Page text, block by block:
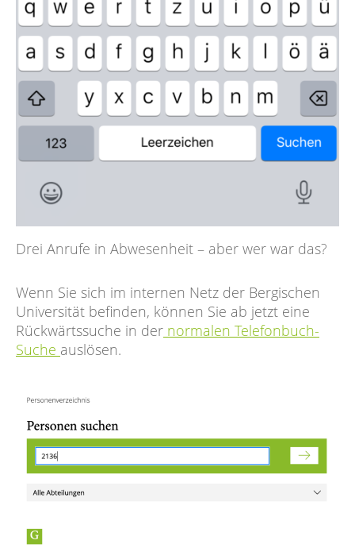
Drei Anrufe in Abwesenheit – aber wer war das?
Wenn Sie sich im internen Netz der Bergischen
Universität befinden, können Sie ab jetzt eine
Rückwärtssuche in der normalen Telefonbuch-
Suche auslösen.